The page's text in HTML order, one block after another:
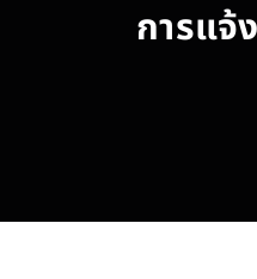
การแจ้